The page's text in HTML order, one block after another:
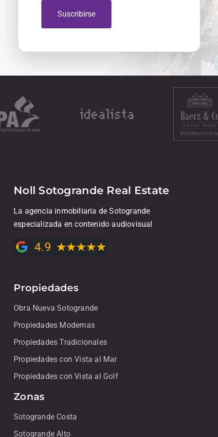
Suscribirse
Noll Sotogrande Real Estate
La agencia inmobiliaria de Sotogrande
especializada en contenido audiovisual
Propiedades
Obra Nueva Sotogrande
Propiedades Modernas
Propiedades Tradicionales
Propiedades con Vista al Mar
Propiedades con Vista al Golf
Zonas
Sotogrande Costa
Sotogrande Alto